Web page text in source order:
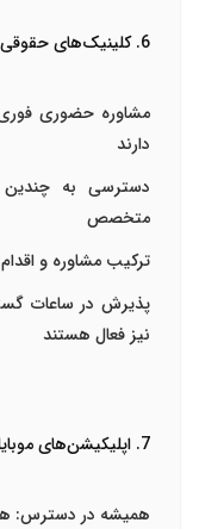
6. کلینیک‌های حقوقی با پذیرش بدون نوبت
مشاوره حضوری
دارند
دسترسی به
متخصص
ترکیب مشاوره و اقدام
پذیرش در ساعات
نیز فعال هستند
7. اپلیکیشن‌های موبایلی مشاوره حقوقی
همیشه در دسترس: